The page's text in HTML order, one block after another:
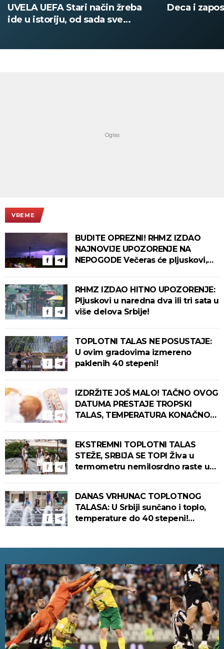
UVELA UEFA Stari način žreba
ide u istoriju, od sada sve
Deca i
VREME
BUDITE OPREZNI! RHMZ IZDAO
NAJNOVIJE UPOZORENJE NA
NEPOGODE Večeras će pljuskovi,
RHMZ IZDAO HITNO UPOZORENJE:
Pljuskovi u naredna dva ili tri sata u
više delova Srbije!
TOPLOTNI TALAS NE POSUSTAJE:
U ovim gradovima izmereno
paklenih 40 stepeni!
IZDRŽITE JOŠ MALO! TAČNO OVOG
DATUMA PRESTAJE TROPSKI
TALAS, TEMPERATURA KONAČNO
EKSTREMNI TOPLOTNI TALAS
STEŽE, SRBIJA SE TOPI Živa u
termometru nemilosrdno raste u
DANAS VRHUNAC TOPLOTNOG
TALASA: U Srbiji sunčano i toplo,
temperature do 40 stepeni!